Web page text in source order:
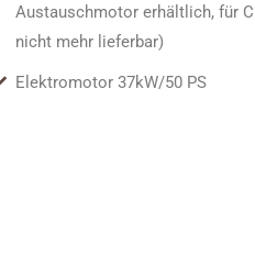
Austauschmotor erhältlich, für
nicht mehr lieferbar)
Elektromotor 37kW/50 PS